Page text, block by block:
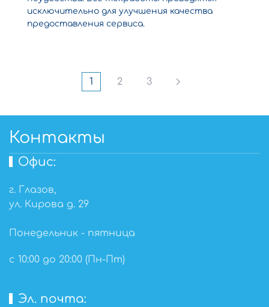
исключительно для улучшения качества
предоставления сервиса.
1 2 3
Контакты
Офис:
г. Глазов,
ул. Кирова д. 29
Понедельник - пятница
с 10:00 до 20:00 (Пн-Пт)
Эл. почта: